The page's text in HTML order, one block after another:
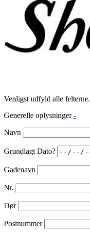
Venligst udfyld alle felterne.
Generelle oplysninger -
Navn
Grundlagt Dato?
Gadenavn
Nr.
Dør
Postnummer